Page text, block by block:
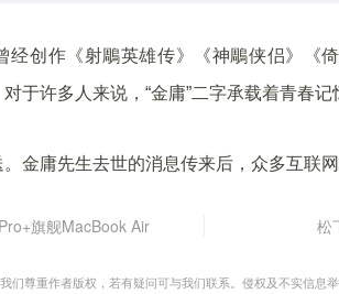
创作《射鵰英雄传》《神鵰侠侣》《
于许多人来说，“金庸”二字承载着青春
金庸先生去世的消息传来后，众多互联
旗舰MacBook Air 松
们尊重作者版权，若有疑问可与我们联系。侵权及不实信息